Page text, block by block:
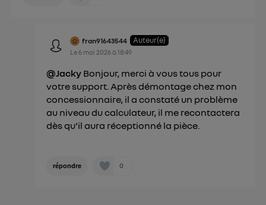
fran91643544 Auteur(e)
Le6 mai 2026à18:49
@Jacky Bonjour, merci à vous tous pour
votre support. Après démontage chez mon
concessionnaire, il a constaté un problème
au niveau du calculateur, il me recontactera
dès qu'il aura réceptionné la pièce.
répondre 0